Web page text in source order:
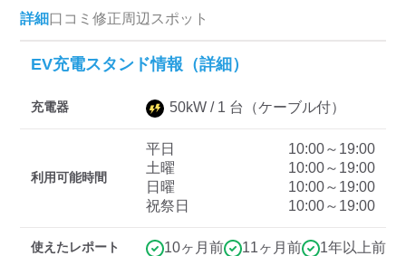
認証システム
三菱ディーラーを表示
日産ディーラーを表示
示
詳細口コミ 修正周辺スポット
EV充電スタンド情報（詳細）
充電器 50kW / 1 台 （ケーブル付）
利用可能時間
平日
10:00～19:00
土曜
10:00～19:00
日曜
10:00～19:00
祝祭日
10:00～19:00
使えたレポート 10ヶ月前 11ヶ月前 1年以上前